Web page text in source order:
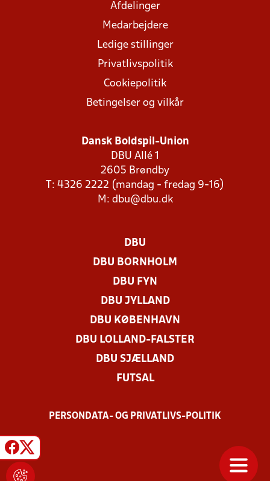
Afdelinger
Medarbejdere
Ledige stillinger
Privatlivspolitik
Cookiepolitik
Betingelser og vilkår
Dansk Boldspil-Union
DBU Allé 1
2605 Brøndby
T: 4326 2222 (mandag - fredag 9-16)
M: dbu@dbu.dk
DBU
DBU BORNHOLM
DBU FYN
DBU JYLLAND
DBU KØBENHAVN
DBU LOLLAND-FALSTER
DBU SJÆLLAND
FUTSAL
PERSONDATA- OG PRIVATLIVS-POLITIK